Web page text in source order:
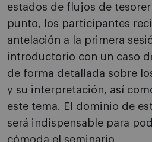
estados de flujos de
punto, los participantes
antelación a la primera
introductorio con un caso
de forma detallada sobre
y su interpretación, así
este tema. El dominio de
será indispensable para
cómoda el seminario.